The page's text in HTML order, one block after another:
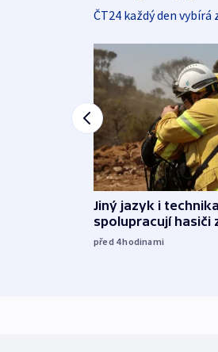
ČT24 každý den
Jiný jazyk i
spolupracují hasiči
před 4hodinami